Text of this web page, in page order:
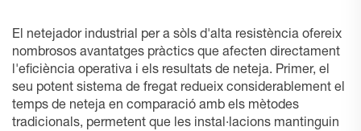
El netejador industrial per a sòls d'alta resistència ofereix
nombrosos avantatges pràctics que afecten directament
l'eficiència operativa i els resultats de neteja. Primer, el
seu potent sistema de fregat redueix considerablement el
temps de neteja en comparació amb els mètodes
tradicionals, permetent que les instal·lacions mantinguin